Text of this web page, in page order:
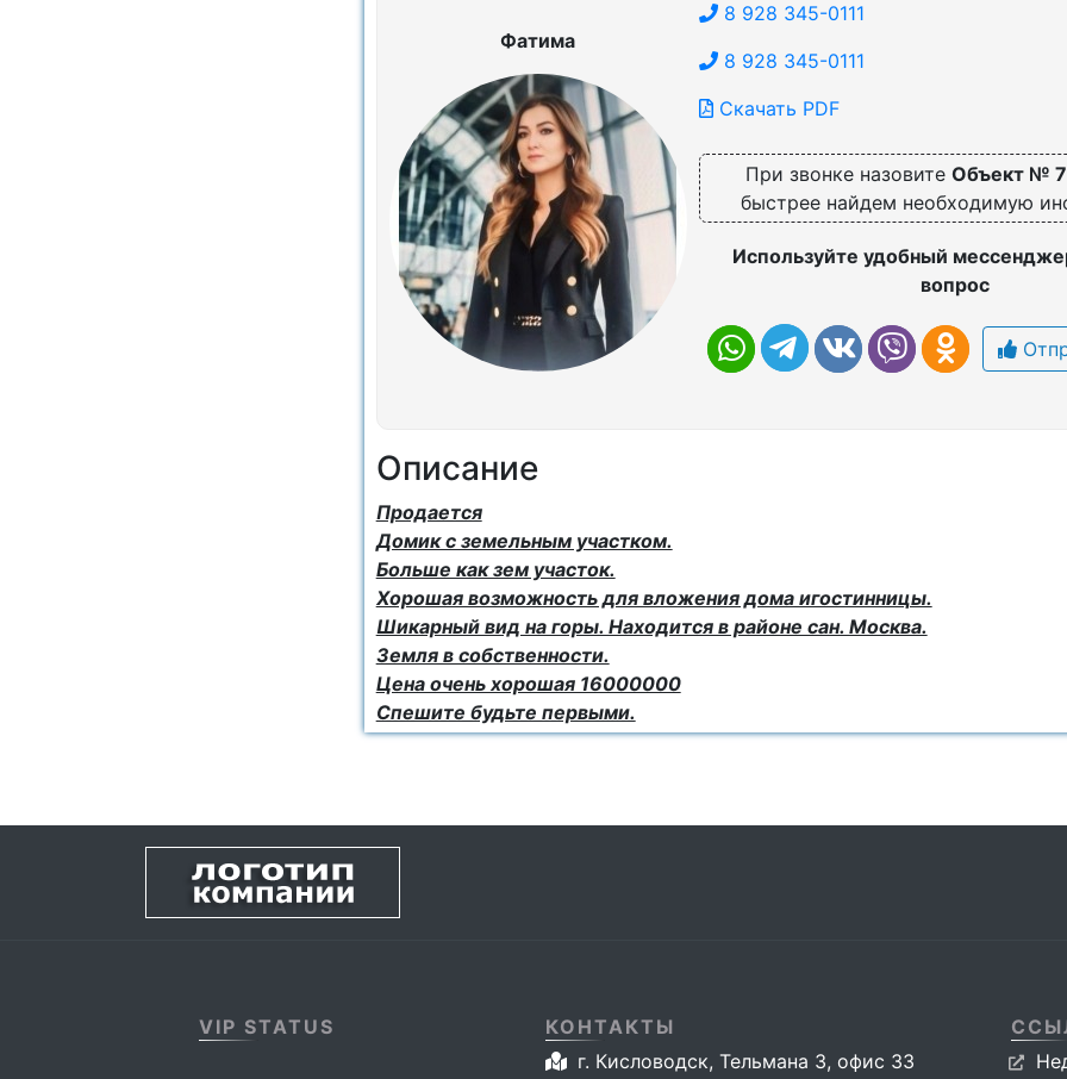
Фатима
8 928 345-0111
8 928 345-0111
Скачать PDF
При звонке назовитеОбъект №
быстрее найдем необходимую
Используйте удобный
вопрос
Описание
Продается
Домик с земельным участком.
Больше как зем участок.
Хорошая возможность для вложения дома игостинницы.
Шикарный вид на горы. Находится в районе сан. Москва.
Земля в собственности.
Цена очень хорошая 16000000
Спешите будьте первыми.
VIP STATUS
КОНТАКТЫ
г. Кисловодск, Тельмана 3, офис 33